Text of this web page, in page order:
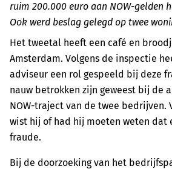
ruim 200.000 euro aan NOW-gelden
Ook werd beslag gelegd op twee
Het tweetal heeft een café en
Amsterdam. Volgens de inspectie
adviseur een rol gespeeld bij deze
nauw betrokken zijn geweest bij de
NOW-traject van de twee bedrijven.
wist hij of had hij moeten weten dat
fraude.
Bij de doorzoeking van het